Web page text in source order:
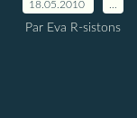
18.05.2010
Par Eva R-sistons